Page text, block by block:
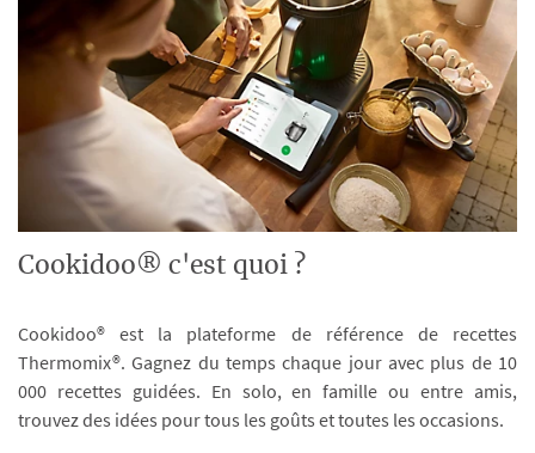
Cookidoo® c'est quoi ?
Cookidoo® est la plateforme de référence de recettes
Thermomix®. Gagnez du temps chaque jour avec plus de 10
000 recettes guidées. En solo, en famille ou entre amis,
trouvez des idées pour tous les goûts et toutes les occasions.